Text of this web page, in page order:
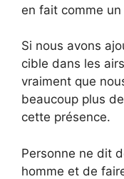
en fait comme
Si nous avons
cible dans les
vraiment que
beaucoup plus
cette présence.
Personne ne dit
homme et de